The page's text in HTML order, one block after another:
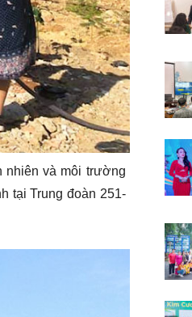
nhiên và môi trường
tại Trung đoàn 251-